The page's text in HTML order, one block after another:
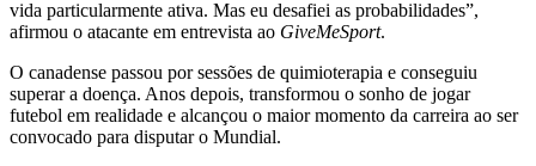
vida particularmente ativa. Mas eu desafiei as probabilidades”,
afirmou o atacante em entrevista ao GiveMeSport.
O canadense passou por sessões de quimioterapia e conseguiu
superar a doença. Anos depois, transformou o sonho de jogar
futebol em realidade e alcançou o maior momento da carreira ao ser
convocado para disputar o Mundial.